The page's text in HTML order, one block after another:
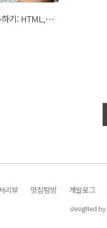
기: HTML,
리뷰 맛집탐방 개발로그
desigNed by